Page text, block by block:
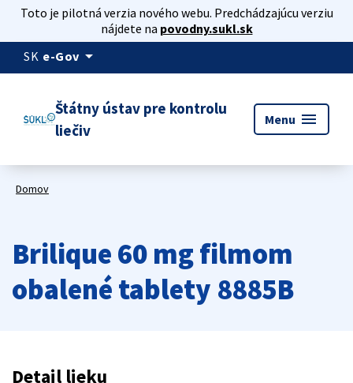
Toto je pilotná verzia nového webu. Predchádzajúcu verziu
nájdete na povodny.sukl.sk
SK e-Gov arrow_drop_down
Štátny ústav pre kontrolu
liečiv
Menu menu
Domov
Brilique 60 mg filmom
obalené tablety 8885B
Detail lieku